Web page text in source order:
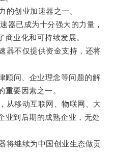
创业加速器之一。
已成为十分强大的力量，
商业化和可持续发展。
不仅提供资金支持，还将
问、企业理念等问题的解
重要因素之一。
移动互联网、物联网、大
业到后期的成熟企业，无处
继续为中国创业生态做贡